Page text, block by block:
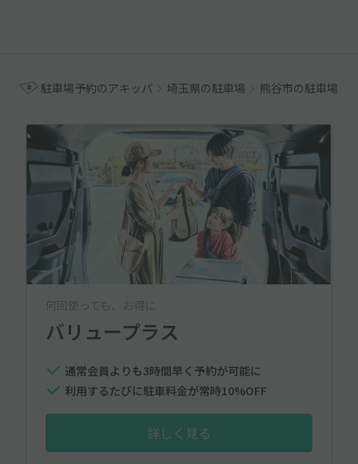
駐車場予約のアキッパ 埼玉県の駐車場 熊谷市の駐車場
何回使っても、お得に
バリュープラス
通常会員よりも3時間早く予約が可能に
利用するたびに駐車料金が常時10%OFF
詳しく見る